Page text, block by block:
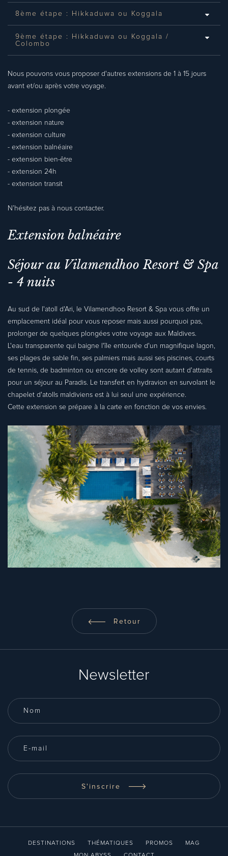
8ème étape : Hikkaduwa ou Koggala
9ème étape : Hikkaduwa ou Koggala /
Colombo
Nous pouvons vous proposer d'autres extensions de 1 à 15 jours
avant et/ou après votre voyage.
- extension plongée
- extension nature
- extension culture
- extension balnéaire
- extension bien-être
- extension 24h
- extension transit
N’hésitez pas à nous contacter.
Extension balnéaire
Séjour au Vilamendhoo Resort & Spa
- 4 nuits
Au sud de l'atoll d'Ari, le Vilamendhoo Resort & Spa vous offre un
emplacement idéal pour vous reposer mais aussi pourquoi pas,
prolonger de quelques plongées votre voyage aux Maldives.
L'eau transparente qui baigne l'île entourée d'un magnifique lagon,
ses plages de sable fin, ses palmiers mais aussi ses piscines, courts
de tennis, de badminton ou encore de volley sont autant d'attraits
pour un séjour au Paradis. Le transfert en hydravion en survolant le
chapelet d'atolls maldiviens est à lui seul une expérience.
Cette extension se prépare à la carte en fonction de vos envies.
Retour
Newsletter
S'inscrire
DESTINATIONS THÉMATIQUES PROMOS
MAG